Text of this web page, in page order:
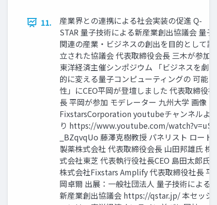
11.
産業界との連携による社会実装の促進 Q-
STAR 量子技術による新産業創出協議会 量子
関連の産業・ビジネスの創出を目的として設
立された協議会 代表取締役会長 三木が参加
東洋経済主催シンポジウム 「ビジネスを劇
的に変える量子コンピューティングの 可能
性」にCEO平岡が登壇しました 代表取締役社
長 平岡が参加 モデレーター 九州大学 画像：
FixstarsCorporation youtubeチャンネルよ
り https://www.youtube.com/watch?v=uS-
_BZqvqUo 藤澤克樹教授 パネリスト ロート
製薬株式会社 代表取締役会長 山田邦雄氏 株
式会社東芝 代表執行役社長CEO 島田太郎氏
株式会社Fixstars Amplify 代表取締役社長 平
岡卓爾 出展：一般社団法人 量子技術による
新産業創出協議会 https://qstar.jp/ 本セッシ